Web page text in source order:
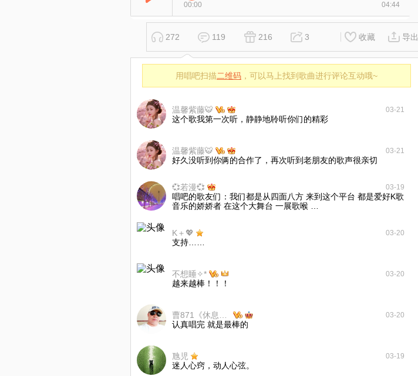
00:00 04:44
272 119 216 3 收藏 导出
用唱吧扫描二维码 ，可以马上找到歌曲进行评论互动哦~
温馨紫藤🐯 03-21
这个歌我第一次听，静静地聆听你们的精彩
温馨紫藤🐯 03-21
好久没听到你俩的合作了，再次听到老朋友的歌声很亲切
💞若漫💞 03-19
唱吧的歌友们：我们都是从四面八方 来到这个平台 都是爱好K歌
音乐的娇娇者 在这个大舞台 一展歌喉 …
K＋💖 03-20
支持……
不想睡✧* 03-20
越来越棒！！！
03-20
认真唱完 就是最棒的
虺児 03-19
迷人心窍，动人心弦。